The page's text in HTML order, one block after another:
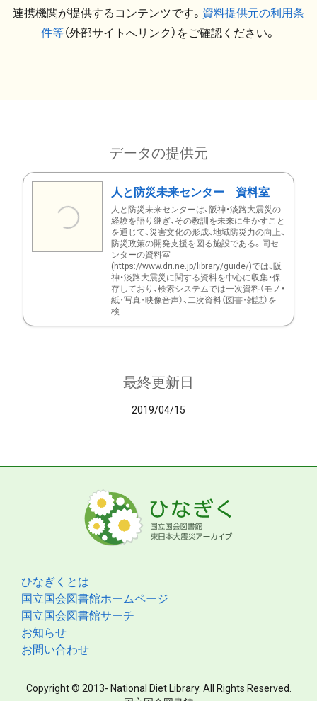
連携機関が提供するコンテンツです。 資料提供元の利用条
件等（外部サイトへリンク）をご確認ください。
データの提供元
人と防災未来センター 資料室
人と防災未来センターは、阪神・淡路大震災の
経験を語り継ぎ、その教訓を未来に生かすこと
を通じて、災害文化の形成、地域防災力の向上、
防災政策の開発支援を図る施設である。同セ
ンターの資料室
(https://www.dri.ne.jp/library/guide/)では、阪
神・淡路大震災に関する資料を中心に収集・保
存しており、検索システムでは一次資料（モノ・
紙・写真・映像音声）、二次資料（図書・雑誌）を
検...
最終更新日
2019/04/15
ひなぎくとは
国立国会図書館ホームページ
国立国会図書館サーチ
お知らせ
お問い合わせ
Copyright © 2013- National Diet Library. All Rights Reserved.